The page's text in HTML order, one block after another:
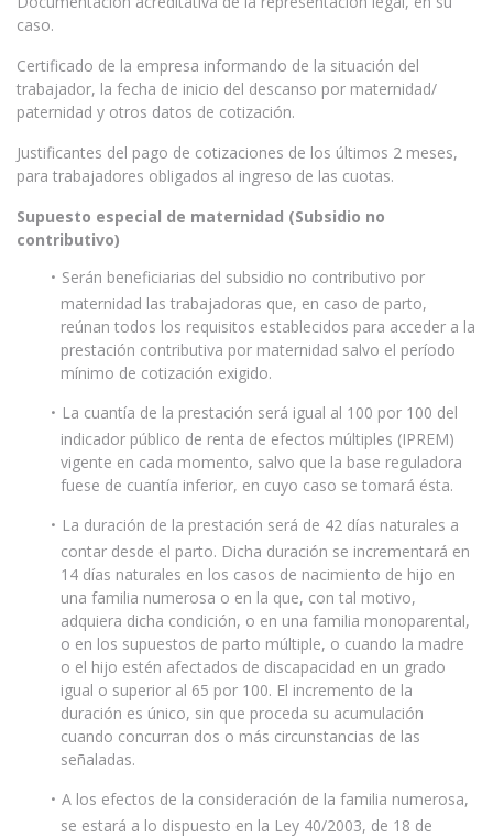
caso.
Certificado de la empresa informando de la situación del
trabajador, la fecha de inicio del descanso por maternidad/
paternidad y otros datos de cotización.
Justificantes del pago de cotizaciones de los últimos 2 meses,
para trabajadores obligados al ingreso de las cuotas.
Supuesto especial de maternidad (Subsidio no
contributivo)
Serán beneficiarias del subsidio no contributivo por
maternidad las trabajadoras que, en caso de parto,
reúnan todos los requisitos establecidos para acceder a la
prestación contributiva por maternidad salvo el período
mínimo de cotización exigido.
La cuantía de la prestación será igual al 100 por 100 del
indicador público de renta de efectos múltiples (IPREM)
vigente en cada momento, salvo que la base reguladora
fuese de cuantía inferior, en cuyo caso se tomará ésta.
La duración de la prestación será de 42 días naturales a
contar desde el parto. Dicha duración se incrementará en
14 días naturales en los casos de nacimiento de hijo en
una familia numerosa o en la que, con tal motivo,
adquiera dicha condición, o en una familia monoparental,
o en los supuestos de parto múltiple, o cuando la madre
o el hijo estén afectados de discapacidad en un grado
igual o superior al 65 por 100. El incremento de la
duración es único, sin que proceda su acumulación
cuando concurran dos o más circunstancias de las
señaladas.
A los efectos de la consideración de la familia numerosa,
se estará a lo dispuesto en la Ley 40/2003, de 18 de